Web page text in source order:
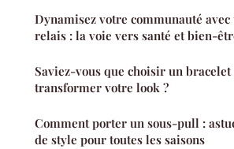
Dynamisez votre communauté avec
relais : la voie vers santé et bien-
Saviez-vous que choisir un bracelet
transformer votre look ?
Comment porter un sous-pull :
de style pour toutes les saisons